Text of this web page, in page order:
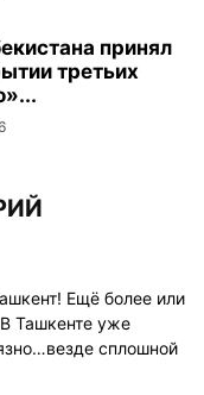
принял
третьих
Ещё более или
Ташкенте уже
сплошной